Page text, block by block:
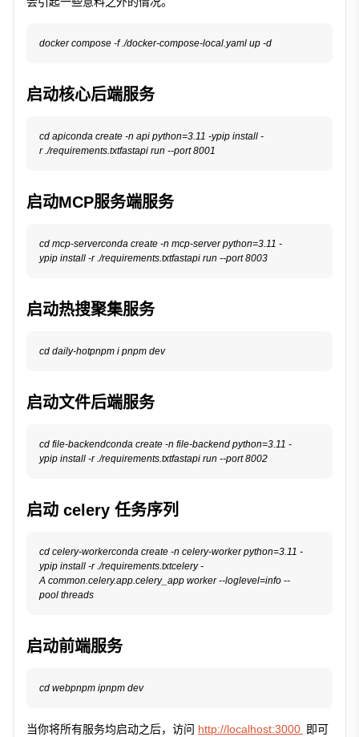
启动核心后端服务
cd apiconda create -n api python=3.11 -ypip install -
启动MCP服务端服务
cd mcp-serverconda create -n mcp-server python=3.11 -
启动热搜聚集服务
启动文件后端服务
cd file-backendconda create -n file-backend python=3.11 -
启动 celery 任务序列
cd celery-workerconda create -n celery-worker python=3.11 -
ypip install -r ./requirements.txtcelery -
A common.celery.app.celery_app worker --loglevel=info --
启动前端服务
当你将所有服务均启动之后，访问 http://localhost:3000 即可